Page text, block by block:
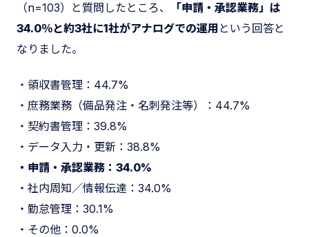
（n=103）と質問したところ、
「申請・承認業務」は
34.0％と約3社に1社がアナログでの運用 という回答と
なりました。
・領収書管理：44.7%
・庶務業務（備品発注・名刺発注等）：44.7%
・契約書管理：39.8%
・データ入力・更新：38.8%
・申請・承認業務：34.0%
・社内周知／情報伝達：34.0%
・勤怠管理：30.1%
・その他：0.0%